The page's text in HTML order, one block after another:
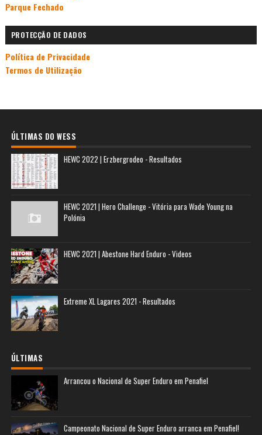
Parque Fechado
PROTECÇÃO DE DADOS
Política de Privacidade
Termos de Utilização
ÚLTIMAS DO WESS
HEWC 2022 | Erzbergrodeo - Resultados
HEWC 2021 | Hero Challenge - Vitória para Wade Young na
Polónia
HEWC 2021 | Abestone Hard Enduro - Videos
Extreme XL Lagares 2021 - Resultados
ÚLTIMAS
Arrancou o Nacional de Super Enduro em Penafiel
Campeonato Nacional de Super Enduro arranca em Penafiel!